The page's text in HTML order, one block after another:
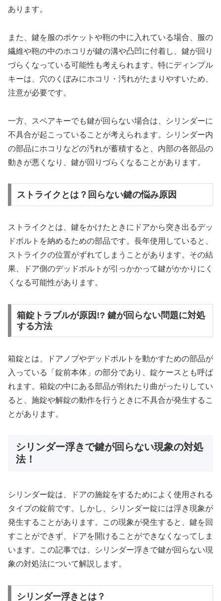
あります。
また、鍵を服のポケットや鞄の中に入れている場合、服の
繊維や鞄の中のホコリが鍵の溝や凸凹に付着し、鍵が回り
づらくなっている可能性も考えられます。特にディンプル
キーは、穴のくぼみにホコリ・汚れがたまりやすいため、
注意が必要です。
一方、スペアキーでも鍵が回らない場合は、シリンダーに
不具合が起こっていることが考えられます。シリンダー内
の部品にホコリなどの汚れが蓄積すると、内部の各部品の
動きが悪くなり、鍵が回りづらくなることがあります。
ストライクとは？回らない鍵の悩み原因
ストライクとは、鍵をかけたときにドアから突き出るデッ
ドボルトを納めるための部品です。長年使用していると、
ストライクの位置がずれてしまうことがあります。その結
果、ドア側のデッドボルトが引っかかって鍵がかかりにく
くなる可能性があります。
箱錠トラブルが原因!? 鍵が回らない問題に対処
する方法
箱錠とは、ドアノブやデッドボルトを動かすための部品が
入っている「錠前本体」の部分であり、錠ケースとも呼ば
れます。箱錠の中にある部品が削れたり曲がったりしてい
ると、施錠や解錠の動作を行うときに不具合が発生するこ
とがあります。
シリンダー浮きで鍵が回らない現象の対処
法！
シリンダー錠は、ドアの施錠をするためによく使用される
タイプの錠前です。しかし、シリンダー錠には浮き現象が
発生することがあります。この現象が発生すると、鍵を回
すことができず、ドアを開けることができなくなってしま
います。この記事では、シリンダー浮きで鍵が回らない現
象の対処法について解説します。
シリンダー浮きとは？